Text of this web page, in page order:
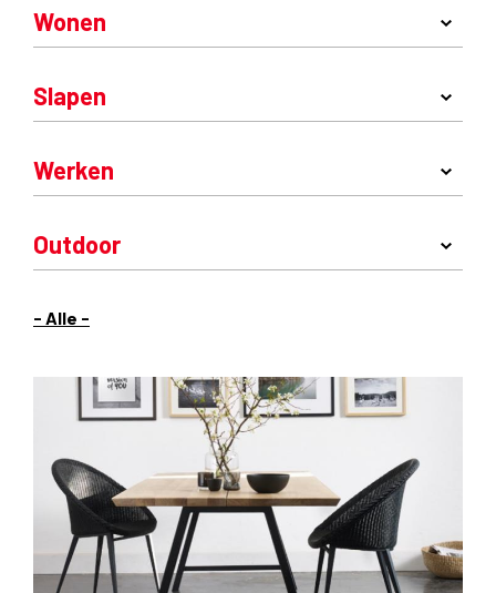
- Alle -
Wonen
Slapen
Werken
Outdoor